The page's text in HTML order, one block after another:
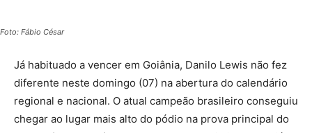
Foto: Fábio César
Já habituado a vencer em Goiânia, Danilo Lewis não fez
diferente neste domingo (07) na abertura do calendário
regional e nacional. O atual campeão brasileiro conseguiu
chegar ao lugar mais alto do pódio na prova principal do